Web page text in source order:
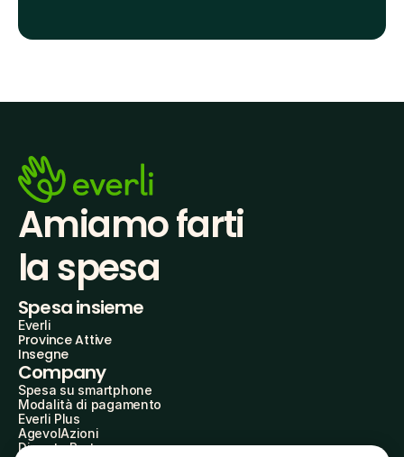
Amiamo farti
la spesa
Spesa insieme
Everli
Province Attive
Insegne
Company
Spesa su smartphone
Modalità di pagamento
Everli Plus
AgevolAzioni
Diventa Partner